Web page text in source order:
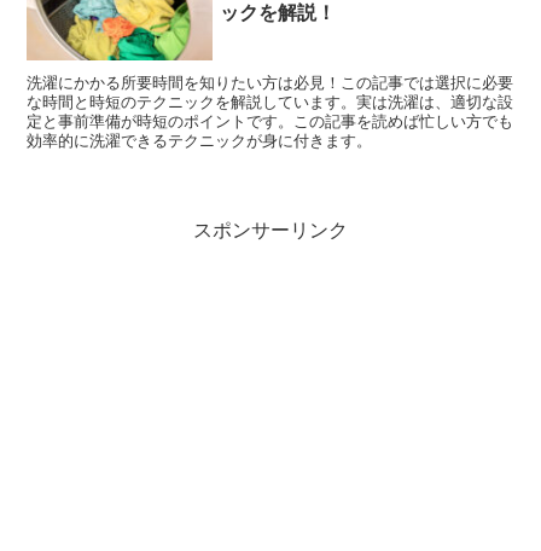
ックを解説！
洗濯にかかる所要時間を知りたい方は必見！この記事では選択に必要
な時間と時短のテクニックを解説しています。実は洗濯は、適切な設
定と事前準備が時短のポイントです。この記事を読めば忙しい方でも
効率的に洗濯できるテクニックが身に付きます。
スポンサーリンク